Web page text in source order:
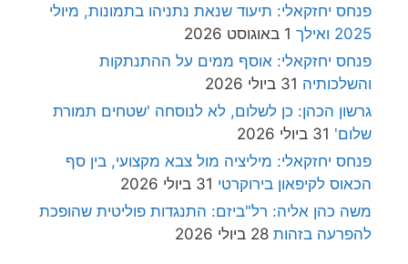
פנחס יחזקאלי: תיעוד שנאת נתניהו בתמונות, מיולי
2025 ואילך
1 באוגוסט 2026
פנחס יחזקאלי: אוסף ממים על ההתנתקות
והשלכותיה 31 ביולי 2026
גרשון הכהן: כן לשלום, לא לנוסחה 'שטחים תמורת
שלום' 31 ביולי 2026
פנחס יחזקאלי: מיליציה מול צבא מקצועי, בין סף
הכאוס לקיפאון בירוקרטי 31 ביולי 2026
משה כהן אליה: רל"ביזם: התנגדות פוליטית שהופכת
להפרעה בזהות 28 ביולי 2026